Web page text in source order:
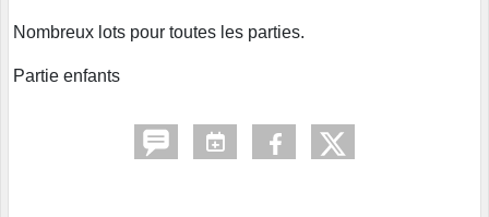
Nombreux lots pour toutes les parties.
Partie enfants